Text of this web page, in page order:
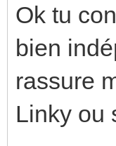
Ok tu
bien
rassure
Linky ou